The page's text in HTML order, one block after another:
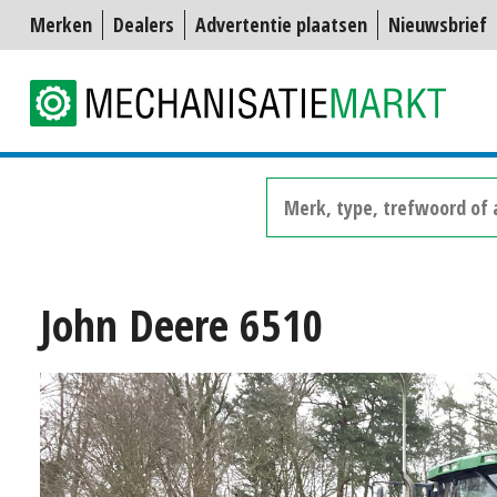
Merken Dealers Advertentie plaatsen Nieuwsbrief
John Deere 6510